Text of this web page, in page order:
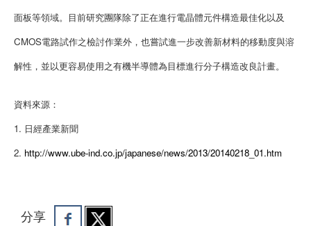
面板等領域。目前研究團隊除了正在進行電晶體元件構造最佳化以及
CMOS電路試作之檢討作業外，也嘗試進一步改善新材料的移動度與溶
解性，並以更容易使用之有機半導體為目標進行分子構造改良計畫。
資料來源：
1. 日經產業新聞
2. http://www.ube-ind.co.jp/japanese/news/2013/20140218_01.htm
分享